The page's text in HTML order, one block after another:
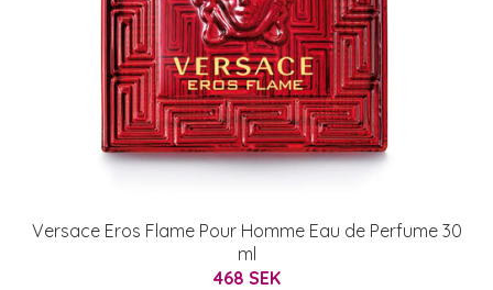
Versace Eros Flame Pour Homme Eau de Perfume 30
ml
468 SEK